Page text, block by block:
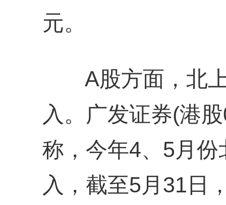
元。
A股方面，北上
入。广发证券(港
称，今年4、5月
入，截至5月31日